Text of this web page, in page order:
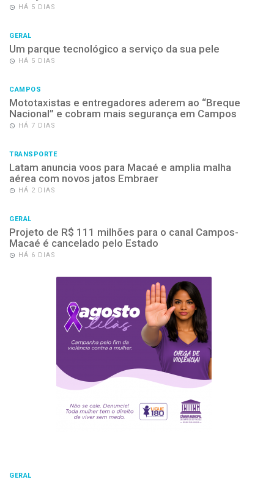
HÁ 5 DIAS
GERAL
Um parque tecnológico a serviço da sua pele
HÁ 5 DIAS
CAMPOS
Mototaxistas e entregadores aderem ao “Breque
Nacional” e cobram mais segurança em Campos
HÁ 7 DIAS
TRANSPORTE
Latam anuncia voos para Macaé e amplia malha
aérea com novos jatos Embraer
HÁ 2 DIAS
GERAL
Projeto de R$ 111 milhões para o canal Campos-
Macaé é cancelado pelo Estado
HÁ 6 DIAS
GERAL